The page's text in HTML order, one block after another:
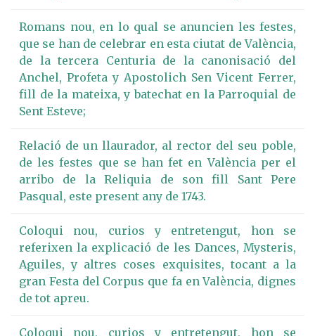
Romans nou, en lo qual se anuncien les festes,
que se han de celebrar en esta ciutat de València,
de la tercera Centuria de la canonisació del
Anchel, Profeta y Apostolich Sen Vicent Ferrer,
fill de la mateixa, y batechat en la Parroquial de
Sent Esteve;
Relació de un llaurador, al rector del seu poble,
de les festes que se han fet en València per el
arribo de la Reliquia de son fill Sant Pere
Pasqual, este present any de 1743.
Coloqui nou, curios y entretengut, hon se
referixen la explicació de les Dances, Mysteris,
Aguiles, y altres coses exquisites, tocant a la
gran Festa del Corpus que fa en València, dignes
de tot apreu.
Coloqui nou, curios y entretengut, hon se